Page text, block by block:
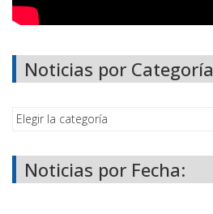
Noticias por Categoría
Noticias por Fecha: